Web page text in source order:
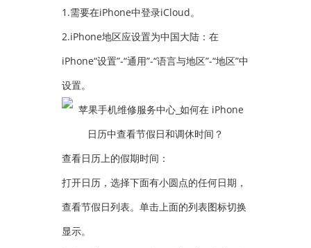
1.需要在iPhone中登录iCloud。
2.iPhone地区应设置为中国大陆：在
iPhone“设置”-“通用”-“语言与地区”-“地区”中
设置。
查看日历上的假期时间：
打开日历，选择下面有小圆点的任何日期，
查看节假日列表。单击上面的列表图标切换
显示。